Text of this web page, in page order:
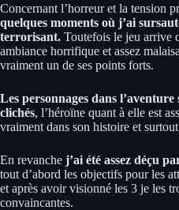
Concernant l’horreur et la tension
quelques moments où j’ai
terrorisant. Toutefois le jeu arrive
ambiance horrifique et assez
vraiment un de ses points forts.
Les personnages dans
clichés, l’héroïne quant à elle est
vraiment dans son histoire et surtout
En revanche j’ai été assez déçu
tout d’abord les objectifs pour les
et après avoir visionné les 3 je les
convaincantes.